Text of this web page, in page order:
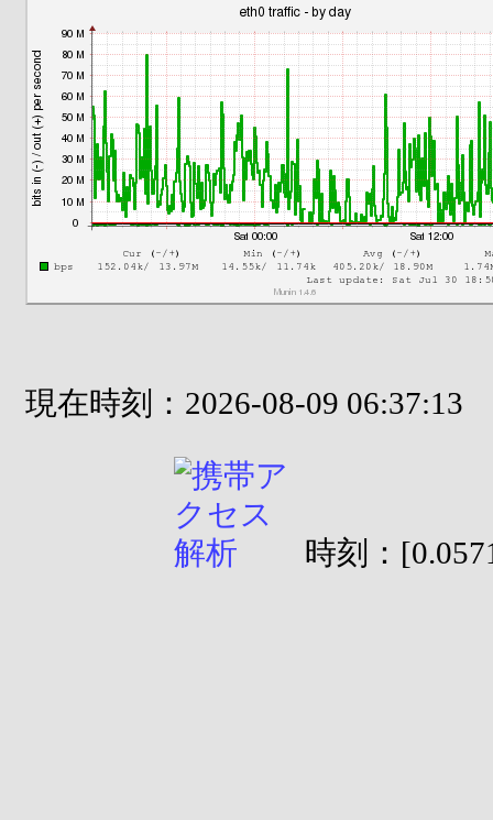
現在時刻：2026-08-09 06:37:13
時刻：